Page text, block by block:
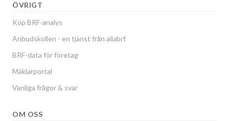
ÖVRIGT
Köp BRF-analys
Anbudskollen - en tjänst från allabrf
BRF-data för företag
Mäklarportal
Vanliga frågor & svar
OM OSS